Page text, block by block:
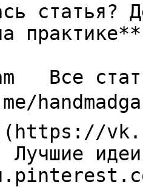
статья?
практике**